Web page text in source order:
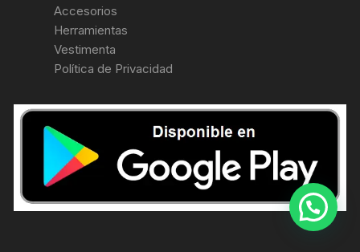
Accesorios
Herramientas
Vestimenta
Política de Privacidad